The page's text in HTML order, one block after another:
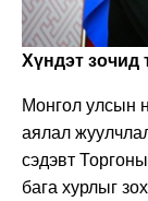
Хүндэт зочид
Монгол улсын
аялал
сэдэвт
бага хурлыг